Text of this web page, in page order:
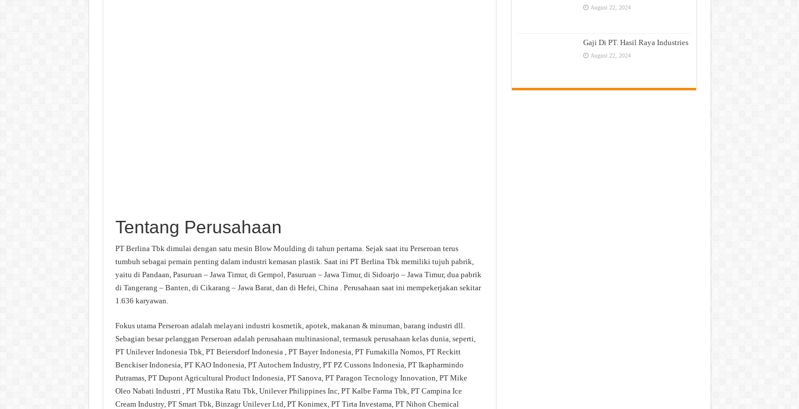
Tentang Perusahaan
PT Berlina Tbk dimulai dengan satu mesin Blow Moulding di tahun pertama. Sejak saat itu Perseroan terus
tumbuh sebagai pemain penting dalam industri kemasan plastik. Saat ini PT Berlina Tbk memiliki tujuh pabrik,
yaitu di Pandaan, Pasuruan – Jawa Timur, di Gempol, Pasuruan – Jawa Timur, di Sidoarjo – Jawa Timur, dua pabrik
di Tangerang – Banten, di Cikarang – Jawa Barat, dan di Hefei, China . Perusahaan saat ini mempekerjakan sekitar
1.636 karyawan.
Fokus utama Perseroan adalah melayani industri kosmetik, apotek, makanan & minuman, barang industri dll.
Sebagian besar pelanggan Perseroan adalah perusahaan multinasional, termasuk perusahaan kelas dunia, seperti,
PT Unilever Indonesia Tbk, PT Beiersdorf Indonesia , PT Bayer Indonesia, PT Fumakilla Nomos, PT Reckitt
Benckiser Indonesia, PT KAO Indonesia, PT Autochem Industry, PT PZ Cussons Indonesia, PT Ikapharmindo
Putramas, PT Dupont Agricultural Product Indonesia, PT Sanova, PT Paragon Tecnology Innovation, PT Mike
Oleo Nabati Industri , PT Mustika Ratu Tbk, Unilever Philippines Inc, PT Kalbe Farma Tbk, PT Campina Ice
Cream Industry, PT Smart Tbk, Binzagr Unilever Ltd, PT Konimex, PT Tirta Investama, PT Nihon Chemical
August 22, 2024
Gaji Di PT. Hasil Raya Industries
August 22, 2024